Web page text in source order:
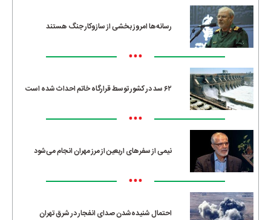
رسانه‌ها امروز بخشی از سازوکار جنگ هستند
•••
۶۲ سد در کشور توسط قرارگاه خاتم احداث شده است
•••
نیمی از سفرهای اربعین از مرز مهران انجام می‌شود
•••
احتمال شنیده‌شدن صدای انفجار در شرق تهران